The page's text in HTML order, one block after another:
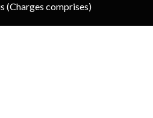
(Charges comprises)